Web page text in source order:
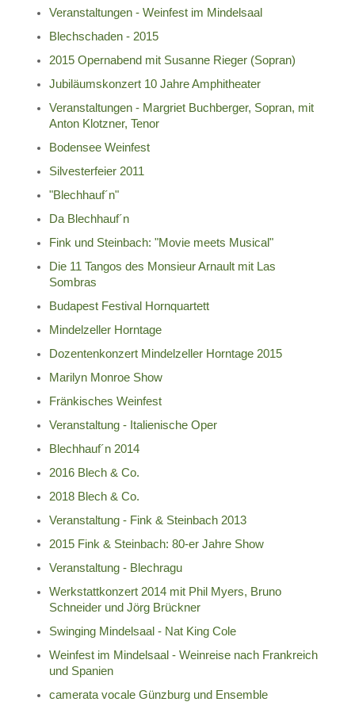
Veranstaltungen - Weinfest im Mindelsaal
Blechschaden - 2015
2015 Opernabend mit Susanne Rieger (Sopran)
Jubiläumskonzert 10 Jahre Amphitheater
Veranstaltungen - Margriet Buchberger, Sopran, mit
Anton Klotzner, Tenor
Bodensee Weinfest
Silvesterfeier 2011
"Blechhauf´n"
Da Blechhauf´n
Fink und Steinbach: "Movie meets Musical"
Die 11 Tangos des Monsieur Arnault mit Las
Sombras
Budapest Festival Hornquartett
Mindelzeller Horntage
Dozentenkonzert Mindelzeller Horntage 2015
Marilyn Monroe Show
Fränkisches Weinfest
Veranstaltung - Italienische Oper
Blechhauf´n 2014
2016 Blech & Co.
2018 Blech & Co.
Veranstaltung - Fink & Steinbach 2013
2015 Fink & Steinbach: 80-er Jahre Show
Veranstaltung - Blechragu
Werkstattkonzert 2014 mit Phil Myers, Bruno
Schneider und Jörg Brückner
Swinging Mindelsaal - Nat King Cole
Weinfest im Mindelsaal - Weinreise nach Frankreich
und Spanien
camerata vocale Günzburg und Ensemble